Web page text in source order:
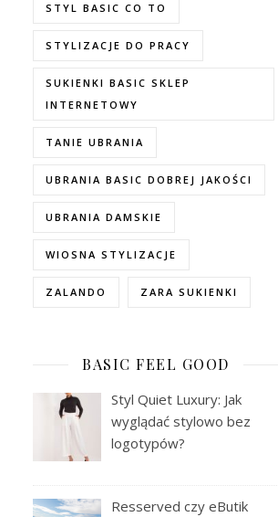
STYL BASIC CO TO
STYLIZACJE DO PRACY
SUKIENKI BASIC SKLEP
INTERNETOWY
TANIE UBRANIA
UBRANIA BASIC DOBREJ JAKOŚCI
UBRANIA DAMSKIE
WIOSNA STYLIZACJE
ZALANDO ZARA SUKIENKI
BASIC FEEL GOOD
Styl Quiet Luxury: Jak
wyglądać stylowo bez
logotypów?
Resserved czy eButik